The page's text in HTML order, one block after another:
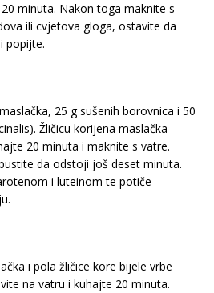
minuta. Nakon toga maknite s
ili cvjetova gloga, ostavite da
popijte.
25 g sušenih borovnica i 50
Žličicu korijena maslačka
20 minuta i maknite s vatre.
da odstoji još deset minuta.
i luteinom te potiče
i pola žličice kore bijele vrbe
na vatru i kuhajte 20 minuta.